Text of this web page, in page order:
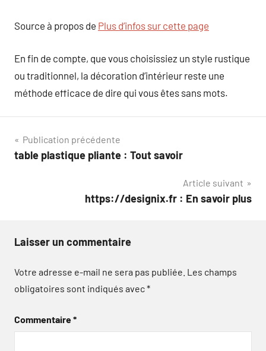
Source à propos de Plus d’infos sur cette page
En fin de compte, que vous choisissiez un style rustique
ou traditionnel, la décoration d’intérieur reste une
méthode efficace de dire qui vous êtes sans mots.
Navigation
de
Publication précédente
table plastique pliante : Tout savoir
Article suivant
https://designix.fr : En savoir plus
Laisser un commentaire
Votre adresse e-mail ne sera pas publiée. Les champs
obligatoires sont indiqués avec*
Commentaire*